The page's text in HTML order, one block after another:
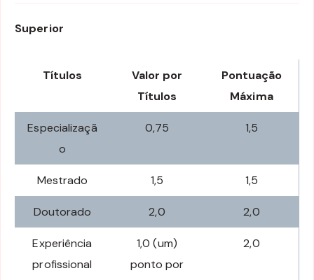
Superior
Títulos
Valor por
Títulos
Pontuação
Máxima
Especializaçã
o
0,75 1,5
Mestrado 1,5 1,5
Doutorado 2,0 2,0
Experiência
profissional
1,0 (um)
ponto por
2,0